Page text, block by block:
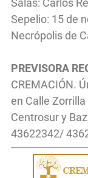
Sepelio: 15 de
Necrópolis de
PREVISORA
CREMACIÓN.
en Calle
Centrosur y
43622342/